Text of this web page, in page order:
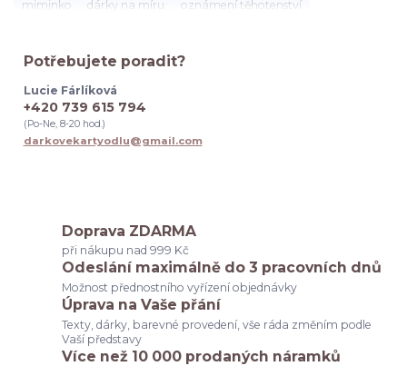
miminko
dárky na míru
oznámení těhotenství
poděkováníučitelce
kolegyně
byla jsi skvělá kolegyni
odchod z práce
dárek pro kolegyni při rozlučce v práci
svědkyně
poděkování rodičům
svatební seznam
co potřebuju na svatbu
výběr svědkyně
dárky družičky
Potřebujete poradit?
Lucie Fárlíková
+420 739 615 794
(Po-Ne, 8-20 hod.)
darkovekartyodlu@gmail.com
Doprava ZDARMA
při nákupu nad 999 Kč
Odeslání maximálně do 3 pracovních dnů
Možnost přednostního vyřízení objednávky
Úprava na Vaše přání
Texty, dárky, barevné provedení, vše ráda změním podle
Vaší představy
Více než 10 000 prodaných náramků